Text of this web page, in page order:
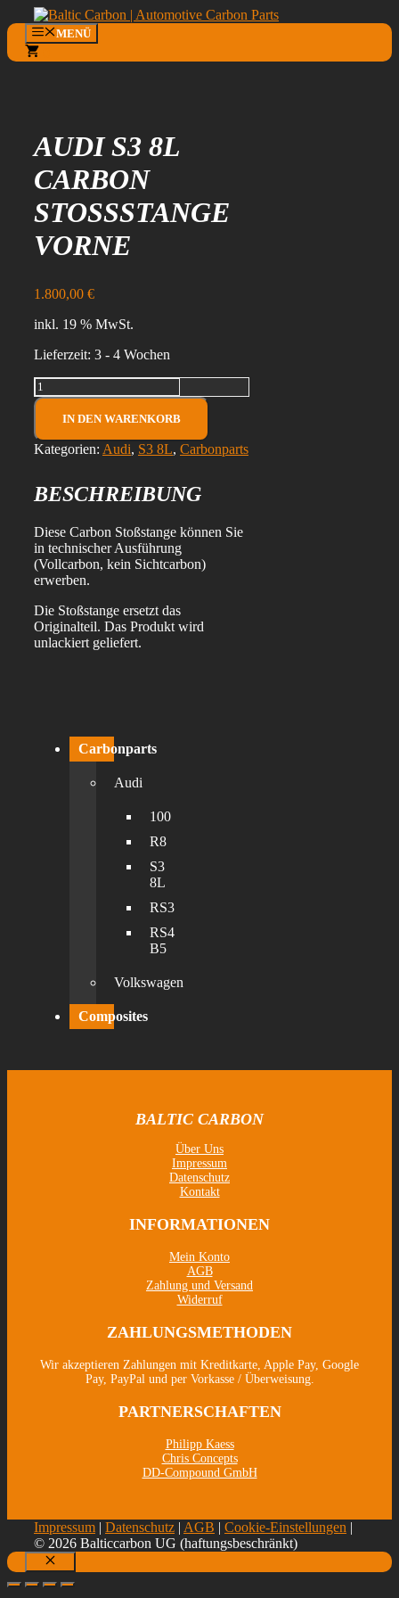
Inhalt
springen
MENÜ
AUDI S3 8L
CARBON
STOSSSTANGE V
ORNE
1.800,00 €
inkl. 19 % MwSt.
Lieferzeit: 3 - 4 Wochen
Audi
S3
Carbon
Stoßstange
IN DEN WARENKORB
Kategorien: Audi, S3 8L, Carbonparts
BESCHREIBUNG
Diese Carbon Stoßstange können Sie
in technischer Ausführung
(Vollcarbon, kein Sichtcarbon)
erwerben.
Die Stoßstange ersetzt das
Originalteil. Das Produkt wird
unlackiert geliefert.
Carbonparts
Audi
100
R8
S3
8L
RS3
RS4
B5
Volkswagen
Composites
BALTIC CARBON
Über Uns
Impressum
Datenschutz
Kontakt
INFORMATIONEN
Mein Konto
AGB
Zahlung und Versand
Widerruf
ZAHLUNGSMETHODEN
Wir akzeptieren Zahlungen mit Kreditkarte, Apple Pay, Google
Pay, PayPal und per Vorkasse / Überweisung.
PARTNERSCHAFTEN
Philipp Kaess
Chris Concepts
DD-Compound GmbH
Impressum | Datenschutz | AGB | Cookie-Einstellungen |
© 2026 Balticcarbon UG (haftungsbeschränkt)
Schließen